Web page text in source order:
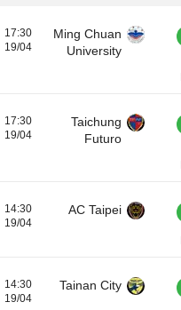
17:30
19/04
Ming Chuan
University
17:30
19/04
Taichung
Futuro
14:30
19/04
AC Taipei
14:30
19/04
Tainan City